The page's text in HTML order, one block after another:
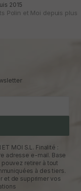
2015
Polin et Moi depuis plus
MOI S.L. Finalité :
adresse e-mail. Base
retirer à tout
à des tiers.
et de supprimer vos